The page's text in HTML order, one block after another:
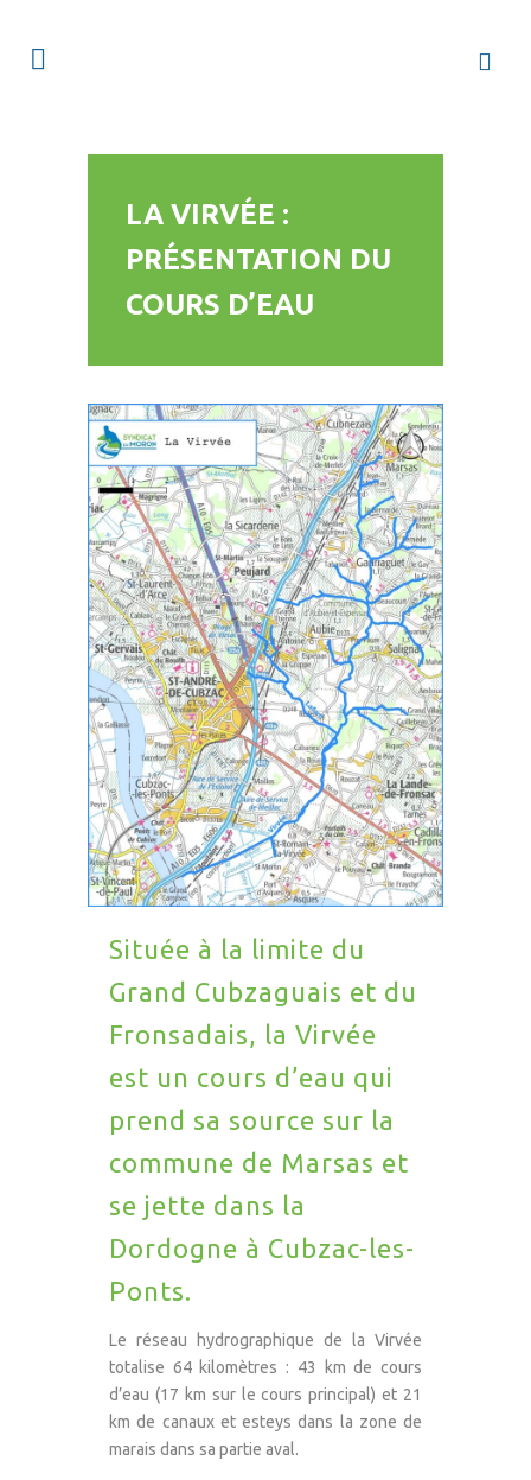
LA VIRVÉE :
PRÉSENTATION DU
COURS D’EAU
Située à la limite du
Grand Cubzaguais et du
Fronsadais, la Virvée
est un cours d’eau qui
prend sa source sur la
commune de Marsas et
se jette dans la
Dordogne à Cubzac-les-
Ponts.
Le réseau hydrographique de la Virvée
totalise 64 kilomètres : 43 km de cours
d’eau (17 km sur le cours principal) et 21
km de canaux et esteys dans la zone de
marais dans sa partie aval.